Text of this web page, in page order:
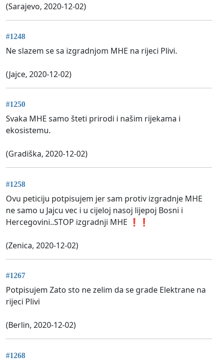
(Sarajevo, 2020-12-02)
#1248
Ne slazem se sa izgradnjom MHE na rijeci Plivi.
(Jajce, 2020-12-02)
#1250
Svaka MHE samo šteti prirodi i našim rijekama i
ekosistemu.
(Gradiška, 2020-12-02)
#1258
Ovu peticiju potpisujem jer sam protiv izgradnje MHE
ne samo u Jajcu vec i u cijeloj nasoj lijepoj Bosni i
Hercegovini..STOP izgradnji MHE ❗❗
(Zenica, 2020-12-02)
#1267
Potpisujem Zato sto ne zelim da se grade Elektrane na
rijeci Plivi
(Berlin, 2020-12-02)
#1268